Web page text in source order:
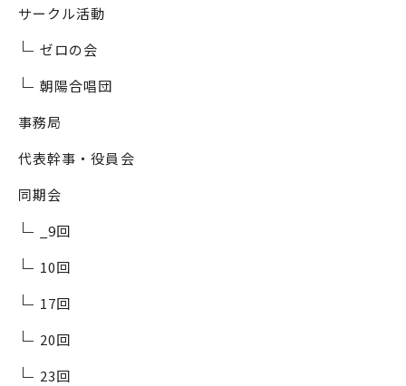
サークル活動
ゼロの会
朝陽合唱団
事務局
代表幹事・役員会
同期会
_9回
10回
17回
20回
23回